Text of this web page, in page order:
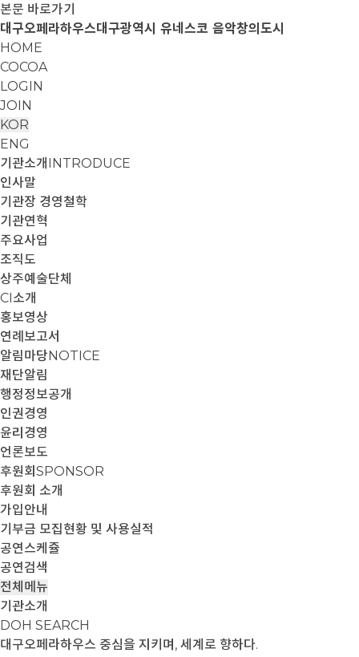
본문 바로가기
대구오페라하우스대구광역시 유네스코 음악창의도시
HOME
COCOA
LOGIN
JOIN
KOR
ENG
기관소개 INTRODUCE
인사말
기관장 경영철학
기관연혁
주요사업
조직도
상주예술단체
CI소개
홍보영상
연례보고서
알림마당NOTICE
재단알림
행정정보공개
인권경영
윤리경영
언론보도
후원회 SPONSOR
후원회 소개
가입안내
기부금 모집현황 및 사용실적
공연스케쥴
공연검색
전체메뉴
기관소개
DOH SEARCH
대구오페라하우스 중심을 지키며, 세계로 향하다.